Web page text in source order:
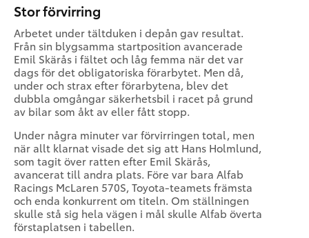
Stor förvirring
Arbetet under tältduken i depån gav resultat.
Från sin blygsamma startposition avancerade
Emil Skärås i fältet och låg femma när det var
dags för det obligatoriska förarbytet. Men då,
under och strax efter förarbytena, blev det
dubbla omgångar säkerhetsbil i racet på grund
av bilar som åkt av eller fått stopp.
Under några minuter var förvirringen total, men
när allt klarnat visade det sig att Hans Holmlund,
som tagit över ratten efter Emil Skärås,
avancerat till andra plats. Före var bara Alfab
Racings McLaren 570S, Toyota-teamets främsta
och enda konkurrent om titeln. Om ställningen
skulle stå sig hela vägen i mål skulle Alfab överta
förstaplatsen i tabellen.